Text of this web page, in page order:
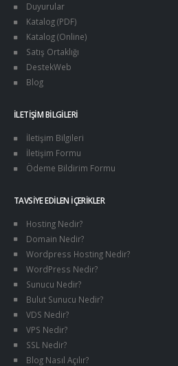
Duyurular
Katalog (PDF)
Katalog (Online)
Satış Ortaklığı
DestekWeb
Blog
İLETIŞIM BILGILERI
İletişim Bilgileri
İletişim Formu
Ödeme Bildirim Formu
TAVSIYE EDILEN İÇERIKLER
Hosting Nedir?
Domain Nedir?
Wordpress Hosting Nedir?
WordPress Nedir?
Sunucu Nedir?
Bulut Sunucu Nedir?
VDS Nedir?
VPS Nedir?
SSL Nedir?
Blog Nasıl Açılır?